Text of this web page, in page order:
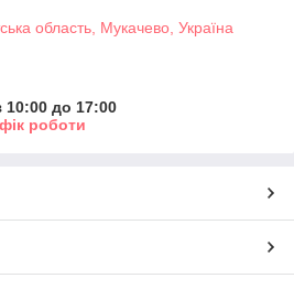
область, Мукачево, Україна
10:00 до 17:00
роботи